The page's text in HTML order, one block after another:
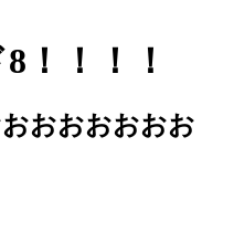
！！！！
おおおおおお